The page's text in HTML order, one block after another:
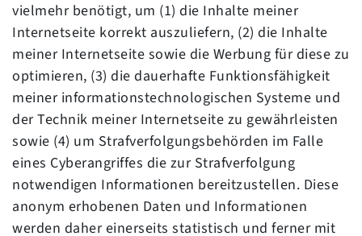
vielmehr benötigt, um (1) die Inhalte meiner
Internetseite korrekt auszuliefern, (2) die Inhalte
meiner Internetseite sowie die Werbung für diese zu
optimieren, (3) die dauerhafte Funktionsfähigkeit
meiner informationstechnologischen Systeme und
der Technik meiner Internetseite zu gewährleisten
sowie (4) um Strafverfolgungsbehörden im Falle
eines Cyberangriffes die zur Strafverfolgung
notwendigen Informationen bereitzustellen. Diese
anonym erhobenen Daten und Informationen
werden daher einerseits statistisch und ferner mit